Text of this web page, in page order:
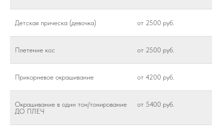
Детская прическа (девочка) от 2500 руб.
Плетение кос от 2500 руб.
Прикорневое окрашивание от 4200 руб.
Окрашивание в один тон/тонирование
ДО ПЛЕЧ
от 5400 руб.